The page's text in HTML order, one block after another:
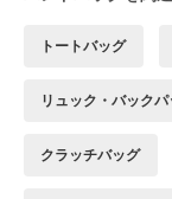
トートバッグ
リュック・バックパ
クラッチバッグ